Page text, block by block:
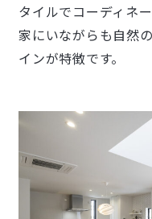
タイルでコーディネ
家にいながらも自然
インが特徴です。